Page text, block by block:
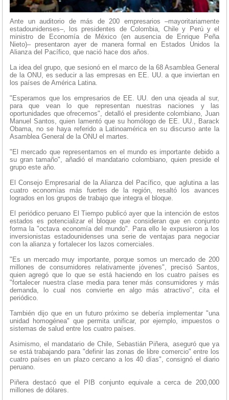
Ante un auditorio de más de 200 empresarios –mayoritariamente
estadounidenses–, los presidentes de Colombia, Chile y Perú y el
ministro de Economía de México (en ausencia de Enrique Peña
Nieto)– presentaron ayer de manera formal en Estados Unidos la
Alianza del Pacífico, que nació hace dos años.
La idea del grupo, que sesionó en el marco de la 68 Asamblea General
de la ONU, es seducir a las empresas en EE. UU. a que inviertan en
los países de América Latina.
"Esperamos que los empresarios de EE. UU. den una ojeada al sur,
para que vean lo que representan nuestras naciones y las
oportunidades que ofrecemos", detalló el presidente colombiano, Juan
Manuel Santos, quien lamentó que su homólogo de EE. UU., Barack
Obama, no se haya referido a Latinoamérica en su discurso ante la
Asamblea General de la ONU el martes.
"El mercado que representamos en el mundo es importante debido a
su gran tamaño", añadió el mandatario colombiano, quien preside el
grupo este año.
El Consejo Empresarial de la Alianza del Pacífico, que aglutina a las
cuatro economías más fuertes de la región, resaltó los avances
logrados en los grupos de trabajo que integra el bloque.
El periódico peruano El Tiempo publicó ayer que la intención de estos
estados es potencializar el bloque que consideran que en conjunto
forma la "octava economía del mundo". Para ello le expusieron a los
inversionistas estadounidenses una serie de ventajas para negociar
con la alianza y fortalecer los lazos comerciales.
"Es un mercado muy importante, porque somos un mercado de 200
millones de consumidores relativamente jóvenes", precisó Santos,
quien agregó que lo que se está haciendo en los cuatro países es
"fortalecer nuestra clase media para tener más consumidores y más
demanda, lo cual nos convierte en algo más atractivo", cita el
periódico.
También dijo que en un futuro próximo se debería implementar "una
unidad homogénea" que permita unificar, por ejemplo, impuestos o
sistemas de salud entre los cuatro países.
Asimismo, el mandatario de Chile, Sebastián Piñera, aseguró que ya
se está trabajando para "definir las zonas de libre comercio" entre los
cuatro países en un plazo cercano a los 40 días", consignó el diario
peruano.
Piñera destacó que el PIB conjunto equivale a cerca de 200,000
millones de dólares.